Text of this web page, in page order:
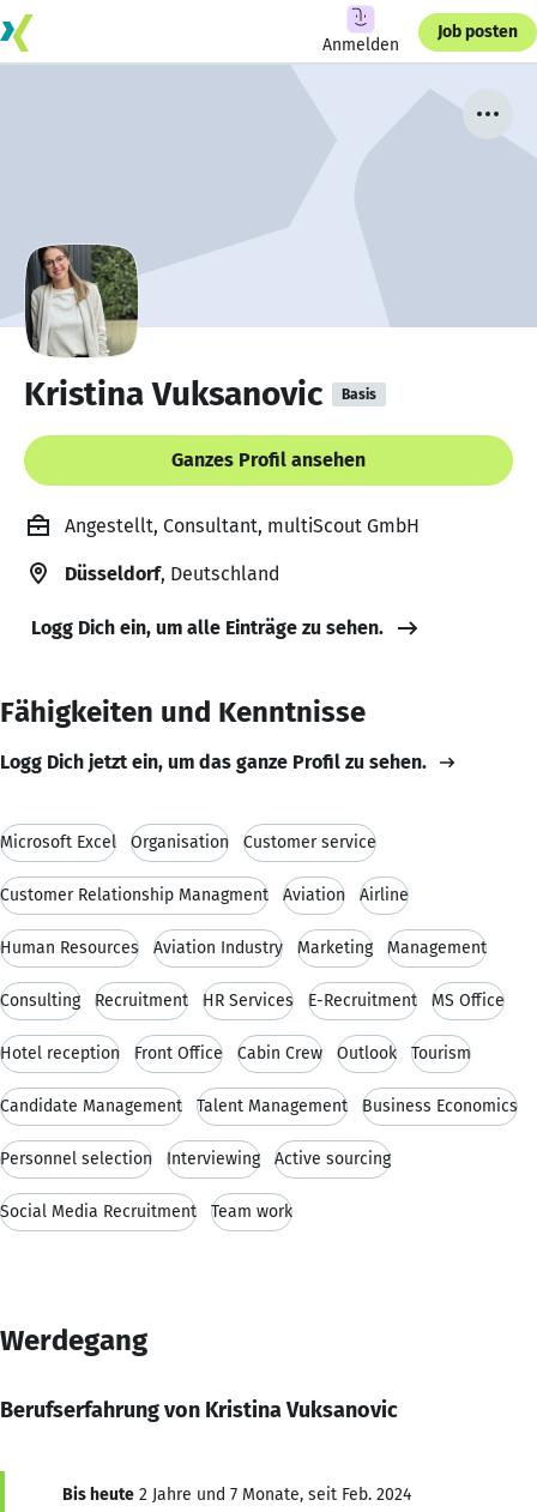
Anmelden
Job posten
Kristina Vuksanovic Basis
Ganzes Profil ansehen
Angestellt, Consultant, multiScout GmbH
Düsseldorf, Deutschland
Logg Dich ein, um alle Einträge zu sehen.
Fähigkeiten und Kenntnisse
Logg Dich jetzt ein, um das ganze Profil zu sehen.
Microsoft Excel Organisation Customer service
Customer Relationship Managment Aviation Airline
Human Resources Aviation Industry Marketing Management
Consulting Recruitment HR Services E-Recruitment MS Office
Hotel reception Front Office Cabin Crew Outlook Tourism
Candidate Management Talent Management Business Economics
Personnel selection Interviewing Active sourcing
Social Media Recruitment Team work
Werdegang
Berufserfahrung von Kristina Vuksanovic
Bis heute 2 Jahre und 7 Monate, seit Feb. 2024